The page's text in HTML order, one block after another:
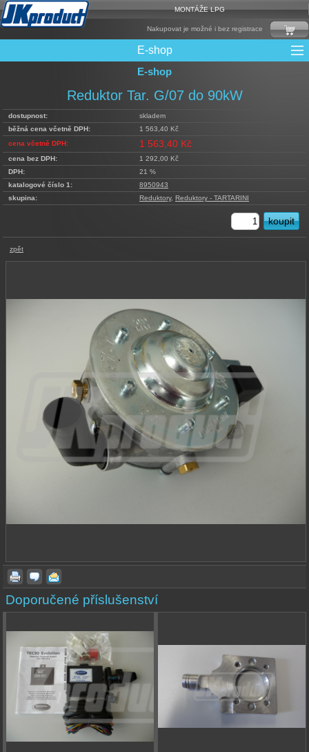
MONTÁŽE LPG
Nakupovat je možné i bez registrace
E-shop
CNG Nádrže
Elektronika + Emulátory
Filtry + Membrány
LPG Nádrže
Mixy + protizášlehové klapky
Multiventily + příslušenství
Ochrana Motoru
Přepínače
Rámy nádrží
Redukce plnění
Reduktory
Řídící jednotky + Testry
Sady + vstřikovače
Spojovací Materiál
Spotřební materiál
Trubky a Hadice
Ventily
E-shop
Reduktor Tar. G/07 do 90kW
dostupnost:
skladem
běžná cena včetně DPH:
1 563,40 Kč
cena včetně DPH:
1 563,40 Kč
cena bez DPH:
1 292,00 Kč
DPH:
21 %
katalogové číslo 1:
8950943
skupina:
Reduktory, Reduktory - TARTARINI
zpět
Doporučené příslušenství